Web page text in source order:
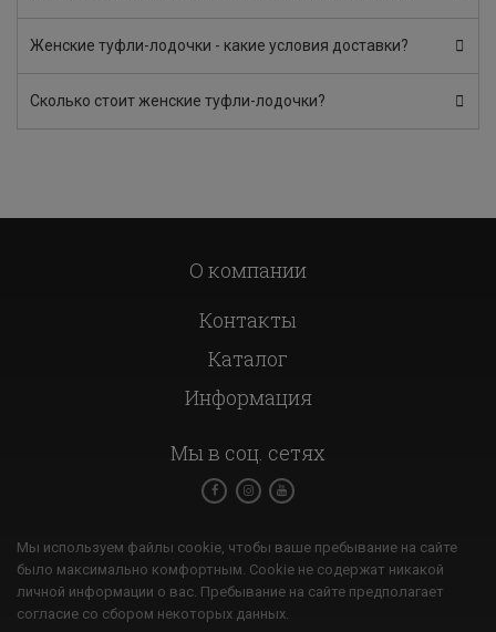
Женские туфли-лодочки - какие условия доставки?
Сколько стоит женские туфли-лодочки?
О компании
Контакты
Каталог
Информация
Мы в соц. сетях
Мы используем файлы cookie, чтобы ваше пребывание на сайте
было максимально комфортным. Cookie не содержат никакой
личной информации о вас. Пребывание на сайте предполагает
согласие со сбором некоторых данных.